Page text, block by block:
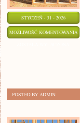
STYCZEŃ - 31 - 2026
MOŻLIWOŚĆ KOMENTOWANIA
POSTED BY ADMIN